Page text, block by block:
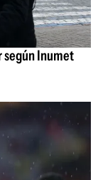
según Inumet